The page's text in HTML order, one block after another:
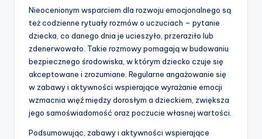
Nieocenionym wsparciem dla rozwoju emocjonalnego są
też codzienne rytuały rozmów o uczuciach – pytanie
dziecka, co danego dnia je ucieszyło, przeraziło lub
zdenerwowało. Takie rozmowy pomagają w budowaniu
bezpiecznego środowiska, w którym dziecko czuje się
akceptowane i zrozumiane. Regularne angażowanie się
w zabawy i aktywności wspierające wyrażanie emocji
wzmacnia więź między dorosłym a dzieckiem, zwiększa
jego samoświadomość oraz poczucie własnej wartości.
Podsumowując, zabawy i aktywności wspierające